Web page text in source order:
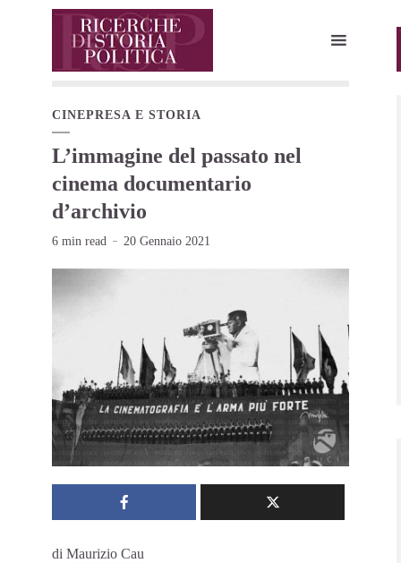
CINEPRESA E STORIA
L’immagine del passato nel
cinema documentario
d’archivio
6 min read 20 Gennaio 2021
di Maurizio Cau